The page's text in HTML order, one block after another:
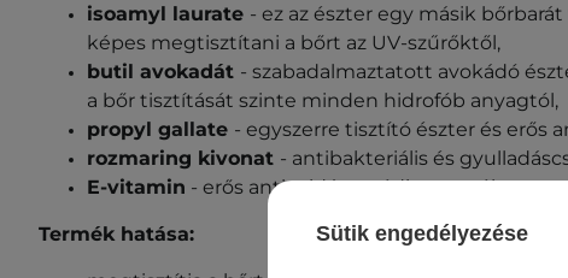
isoamyl laurate - ez az észter egy másik
képes megtisztítani a bőrt az UV-szűrőktől,
butil avokadát - szabadalmaztatott avokádó
a bőr tisztítását szinte minden hidrofób anyagtól,
propyl gallate - egyszerre tisztító észter és erős
rozmaring kivonat - antibakteriális és
E-vitamin - erős antioxidáns, védi a terméket.
Termék hatása: Sütik engedélyezése